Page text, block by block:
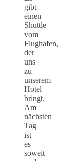
gibt
einen
Shuttle
vom
Flughafen,
der
uns
zu
unserem
Hotel
bringt.
Am
nächsten
Tag
ist
es
soweit